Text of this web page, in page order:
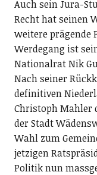
Auch sein Jura-
Recht hat seinen
weitere prägende
Werdegang ist
Nationalrat Nik
Nach seiner
definitiven
Christoph Mahler
der Stadt
Wahl zum
jetzigen
Politik nun